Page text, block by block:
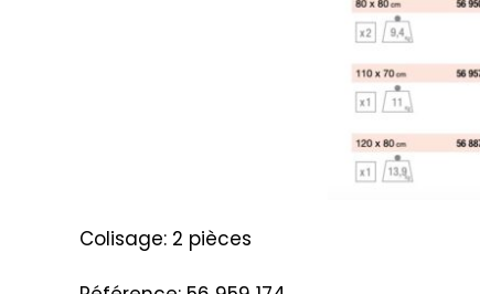
Colisage: 2 pièces